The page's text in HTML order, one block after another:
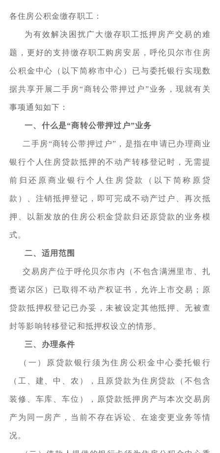
各住房公积金缴存职工：
为有效解决困扰广大缴存职工抵押房产交易的难
题，更好的支持缴存职工购房安居，呼伦贝尔市住房
公积金中心（以下简称市中心）已与委托银行实现数
据共享开展二手房“商转公带押过户”业务，现就有关
事项通知如下：
一、什么是“商转公带押过户”业务
二手房“商转公带押过户”，是指在申请已办理商业
银行个人住房贷款抵押的不动产转移登记时，无需提
前归还原商业银行个人住房贷款（以下简称原贷
款）、注销抵押登记，即可完成不动产过户、再次抵
押、以新发放的住房公积金贷款归还原贷款的业务模
式。
二、适用范围
交易房产位于呼伦贝尔市内（不包含满洲里市、扎
赉诺尔区）已取得不动产权证书，允许上市交易；原
贷款抵押权登记已办妥，未被设定其他抵押、无被查
封等影响转移登记和抵押权设立的情形。
三、办理条件
（一）原贷款银行须为住房公积金中心委托银行
（工、建、中、农），且原贷款为住房贷款（不包含
装修、车库、车位），原贷款抵押房产与本次交易房
产为同一房产，当前不存在诉讼、在途变更业务等情
况。